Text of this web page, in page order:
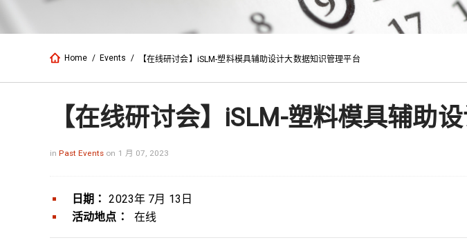
Home / Events / 【在线研讨会】iSLM-塑料模具辅助设计大数据知识管理平台
【在线研讨会】iSLM-塑料模具辅助
inPast Events on 1 月 07, 2023
日期：
2023年 7月 13日
活动地点：
在线